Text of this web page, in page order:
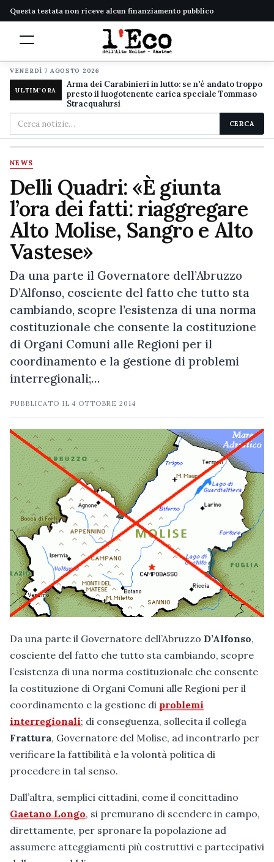
Questa testata non riceve alcun finanziamento pubblico
VENERDÌ 7 AGOSTO 2026
ULTIM'ORA
Arma dei Carabinieri in lutto: se n'è andato troppo
presto il luogotenente carica speciale Tommaso
Stracqualursi
Cerca
nel
sito
CERCA
NEWS
Delli Quadri: «È giunta
l’ora dei fatti: riaggregare
Alto Molise, Sangro e Alto
Vastese»
Da una parte il Governatore dell’Abruzzo
D’Alfonso, cosciente del fatto che tutto sta
cambiando, scopre l’esistenza di una norma
costituzionale che consente la costituzione
di Organi Comuni alle Regioni per il
coordinamento e la gestione di problemi
interregionali;…
PUBBLICATO IL4 OTTOBRE 2014
Da una parte il Governatore dell’Abruzzo D’Alfonso,
cosciente del fatto che tutto sta cambiando, scopre
l’esistenza di una norma costituzionale che consente
la costituzione di Organi Comuni alle Regioni per il
coordinamento e la gestione di problemi
interregionali; di conseguenza, sollecita il collega
Frattura, Governatore del Molise, ad incontrarlo per
verificare la fattibilità e la volontà politica di
procedere in tal senso.
Dall’altra, semplici cittadini, come il concittadino
Gaetano Longo, si premurano di scendere in campo,
direttamente, per spronare la popolazione ad
assumere atteggiamenti più costruttivi e partecipativi